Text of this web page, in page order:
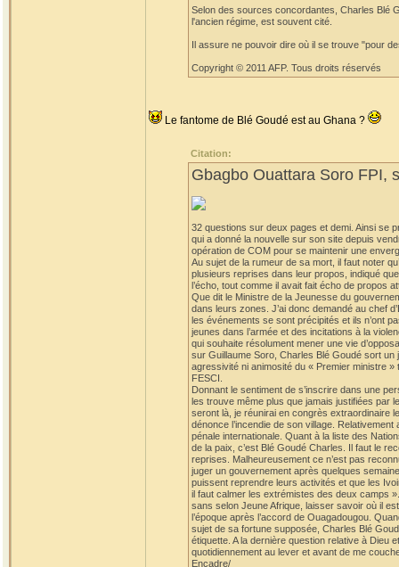
Selon des sources concordantes, Charles Blé
l'ancien régime, est souvent cité.
Il assure ne pouvoir dire où il se trouve "pour
Copyright © 2011 AFP. Tous droits réservés
Le fantome de Blé Goudé est au Ghana ?
Citation:
Gbagbo Ouattara Soro FPI,
32 questions sur deux pages et demi. Ainsi se
qui a donné la nouvelle sur son site depuis
opération de COM pour se maintenir une
Au sujet de la rumeur de sa mort, il faut noter
plusieurs reprises dans leur propos, indiqué
l’écho, tout comme il avait fait écho de propos
Que dit le Ministre de la Jeunesse du
dans leurs zones. J’ai donc demandé au chef
les événements se sont précipités et ils n’ont
jeunes dans l’armée et des incitations à la
qui souhaite résolument mener une vie
sur Guillaume Soro, Charles Blé Goudé sort
agressivité ni animosité du « Premier ministre
FESCI.
Donnant le sentiment de s’inscrire dans une
les trouve même plus que jamais justifiées par
seront là, je réunirai en congrès extraordinaire
dénonce l’incendie de son village.
pénale internationale. Quant à la liste des
de la paix, c’est Blé Goudé Charles. Il faut le
reprises. Malheureusement ce n’est pas
juger un gouvernement après quelques
puissent reprendre leurs activités et que les
il faut calmer les extrémistes des deux camps
sans selon Jeune Afrique, laisser savoir où il
l’époque après l’accord de Ouagadougou.
sujet de sa fortune supposée, Charles Blé
étiquette. A la dernière question relative à Dieu
quotidiennement au lever et avant de me
Encadre/